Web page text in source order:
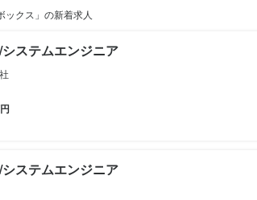
ックス」の新着求人
ステムエンジニア
ステムエンジニア